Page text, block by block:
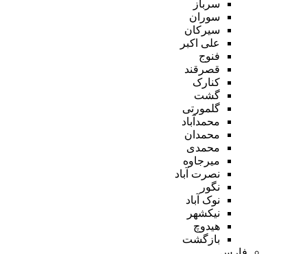
سرباز
سوران
سیرکان
علی اکبر
فنوج
قصرقند
کنارک
گشت
گلمورتی
محمدآباد
محمدان
محمدی
میرجاوه
نصرت آباد
نگور
نوک آباد
نیکشهر
هیدوچ
بازگشت